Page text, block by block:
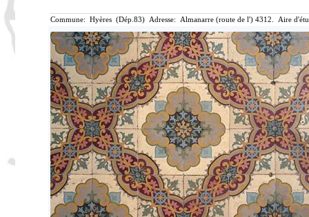
Commune: Hyères (Dép.83) Adresse: Almanarre (route de l') 4312. Aire